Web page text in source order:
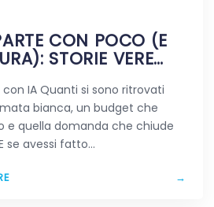
CON POCO (E
STORIE VERE
IA Quanti si sono ritrovati
bianca, un budget che
e quella domanda che chiude
se avessi fatto…
→